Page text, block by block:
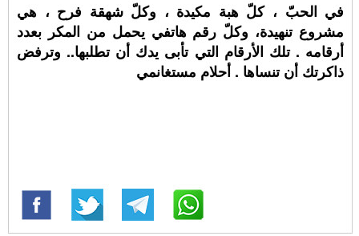
في الحبّ ، كلّ هبة مكيدة ، وكلّ شهقة فرح ، هي
مشروع تنهيدة، وكلّ رقم هاتفي يحمل من المكر بعدد
أرقامه . تلك الأرقام التي تأبى يدك أن تطلبها.. وترفض
ذاكرتك أن تنساها . أحلام مستغانمي